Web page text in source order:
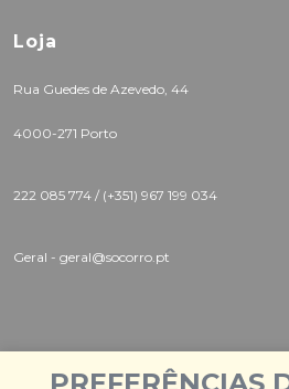
Loja
Rua Guedes de Azevedo, 44
4000-271 Porto
222 085 774 / (+351) 967 199 034
Geral - geral@socorro.pt
Instagram | Twitter |Facebook